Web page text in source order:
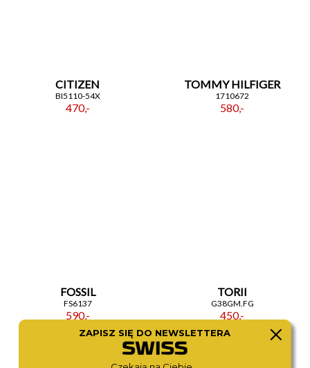
CITIZEN
BI5110-54X
470,-
TOMMY HILFIGER
1710672
580,-
FOSSIL
FS6137
590,-
TORII
G38GM.FG
450,-
ZAPISZ SIĘ DO NEWSLETTERA